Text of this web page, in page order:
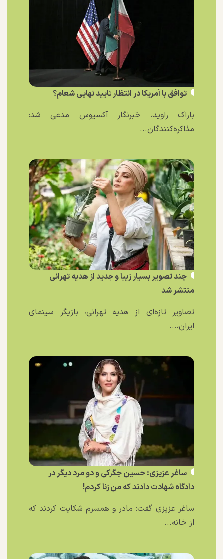
توافق با آمریکا در انتظار تایید نهایی شعام؟
باراک راوید، خبرنگار آکسیوس مدعی شد:
مذاکره‌کنندگان...
چند تصویر بسیار زیبا و جدید از هدیه تهرانی
منتشر شد
تصاویر تازه‌ای از هدیه تهرانی، بازیگر سینمای
ایران،...
ساغر عزیزی: حسین جگرکی و دو مرد دیگر در
دادگاه شهادت دادند که من زنا کردم!
ساغر عزیزی گفت: مادر و همسرم شکایت کردند که
از خانه...